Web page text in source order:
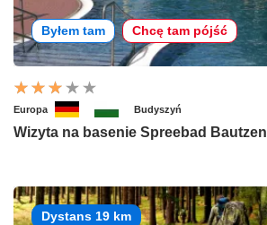
Byłem tam Chcę tam pójść
Europa Budyszyń
Wizyta na basenie Spreebad Bautzen
Dystans 19 km